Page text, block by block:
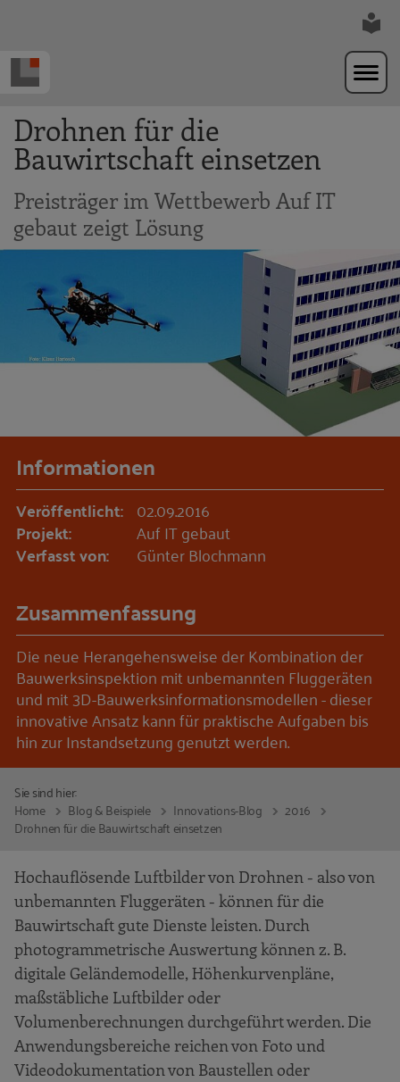
Drohnen für die
Bauwirtschaft einsetzen
Preisträger im Wettbewerb Auf IT
gebaut zeigt Lösung
Informationen
Veröffentlicht: 02.09.2016
Projekt: Auf IT gebaut
Verfasst von: Günter Blochmann
Zusammenfassung
Die neue Herangehensweise der Kombination der
Bauwerksinspektion mit unbemannten Fluggeräten
und mit 3D-Bauwerksinformationsmodellen - dieser
innovative Ansatz kann für praktische Aufgaben bis
hin zur Instandsetzung genutzt werden.
Sie sind hier:
Home
Blog & Beispiele Innovations-Blog
2016
Drohnen für die Bauwirtschaft einsetzen
Hochauflösende Luftbilder von Drohnen - also von
unbemannten Fluggeräten - können für die
Bauwirtschaft gute Dienste leisten. Durch
photogrammetrische Auswertung können z. B.
digitale Geländemodelle, Höhenkurvenpläne,
maßstäbliche Luftbilder oder
Volumenberechnungen durchgeführt werden. Die
Anwendungsbereiche reichen von Foto und
Videodokumentation von Baustellen oder